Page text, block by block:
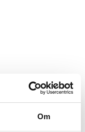
Om